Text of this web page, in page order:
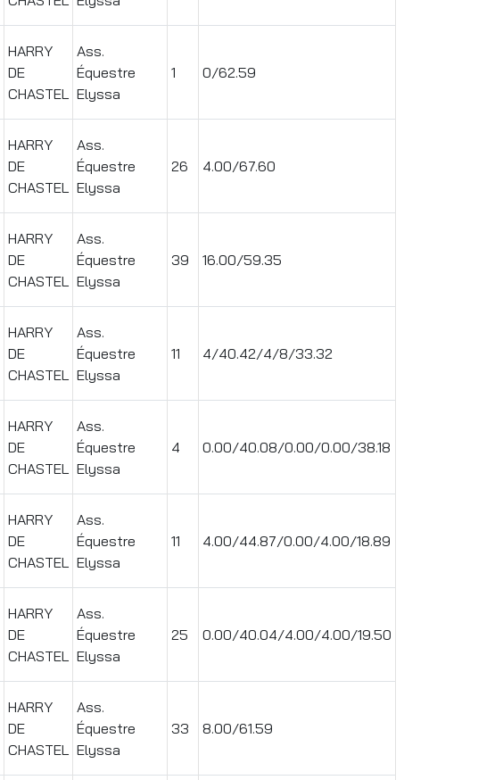
HARRY
DE
CHASTEL
Ass.
Équestre
Elyssa
1 0/62.59
HARRY
DE
CHASTEL
Ass.
Équestre
Elyssa
26 4.00/67.60
HARRY
DE
CHASTEL
Ass.
Équestre
Elyssa
39 16.00/59.35
HARRY
DE
CHASTEL
Ass.
Équestre
Elyssa
11 4/40.42/4/8/33.32
HARRY
DE
CHASTEL
Ass.
Équestre
Elyssa
4 0.00/40.08/0.00/0.00/38.18
HARRY
DE
CHASTEL
Ass.
Équestre
Elyssa
11 4.00/44.87/0.00/4.00/18.89
HARRY
DE
CHASTEL
Ass.
Équestre
Elyssa
25 0.00/40.04/4.00/4.00/19.50
HARRY
DE
CHASTEL
Ass.
Équestre
Elyssa
33 8.00/61.59